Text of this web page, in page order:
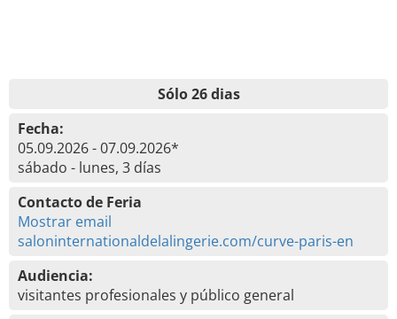
Sólo 26 dias
Fecha:
05.09.2026 - 07.09.2026*
sábado - lunes, 3 días
Contacto de Feria
Mostrar email
saloninternationaldelalingerie.com/curve-paris-en
Audiencia:
visitantes profesionales y público general